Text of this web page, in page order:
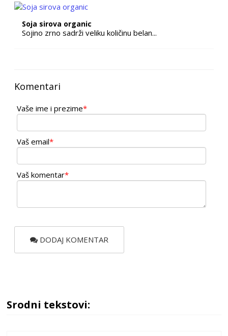
Soja sirova organic
Sojino zrno sadrži veliku količinu belan...
Komentari
Vaše ime i prezime*
Vaš email*
Vaš komentar*
DODAJ KOMENTAR
Srodni tekstovi: